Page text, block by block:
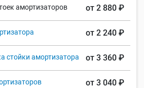
амортизаторов от 2 880 ₽
от 2 240 ₽
стойки амортизатора от 3 360 ₽
от 3 040 ₽